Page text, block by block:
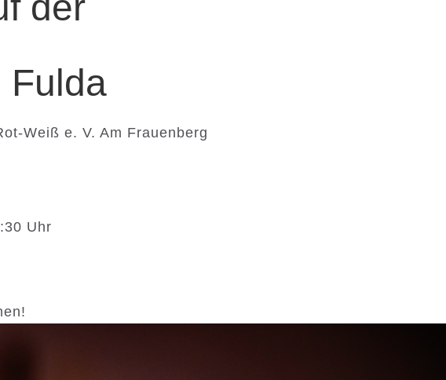
Fulda
Weiß e. V. Am Frauenberg
Uhr